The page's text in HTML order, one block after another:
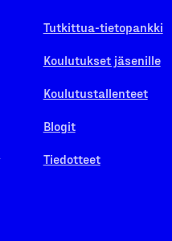
Tutkittua-tietopankki
Koulutukset jäsenille
Koulutustallenteet
Blogit
Tiedotteet